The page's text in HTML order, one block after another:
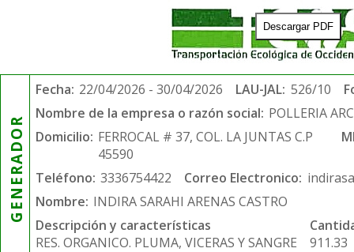
Descargar PDF
GENERADOR
Fecha: 22/04/2026 - 30/04/2026 LAU-JAL: 526/10
Nombre de la empresa o razón social: POLLERIA
Domicilio: FERROCAL # 37, COL. LA JUNTAS C.P
45590
Teléfono: 3336754422 Correo Electronico:
Nombre: INDIRA SARAHI ARENAS CASTRO
Descripción y características
RES. ORGANICO. PLUMA, VICERAS Y SANGRE
911.33